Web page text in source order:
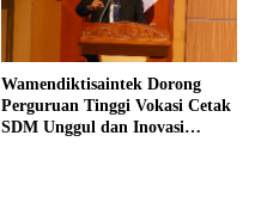
Wamendiktisaintek Dorong
Perguruan Tinggi Vokasi Cetak
SDM Unggul dan Inovasi